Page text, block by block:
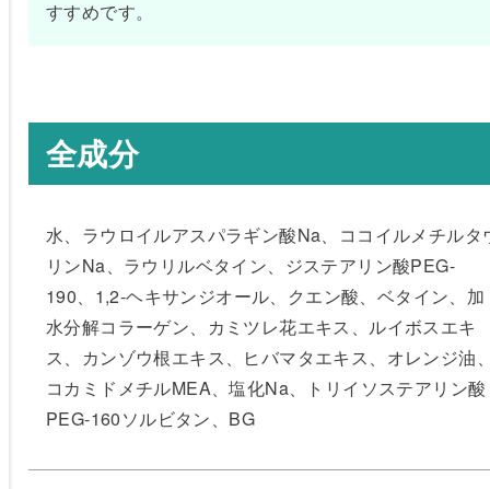
すすめです。
全成分
水、ラウロイルアスパラギン酸Na、ココイルメチルタ
リンNa、ラウリルベタイン、ジステアリン酸PEG-
190、1,2-ヘキサンジオール、クエン酸、ベタイン、加
水分解コラーゲン、カミツレ花エキス、ルイボスエキ
ス、カンゾウ根エキス、ヒバマタエキス、オレンジ油
コカミドメチルMEA、塩化Na、トリイソステアリン酸
PEG-160ソルビタン、BG